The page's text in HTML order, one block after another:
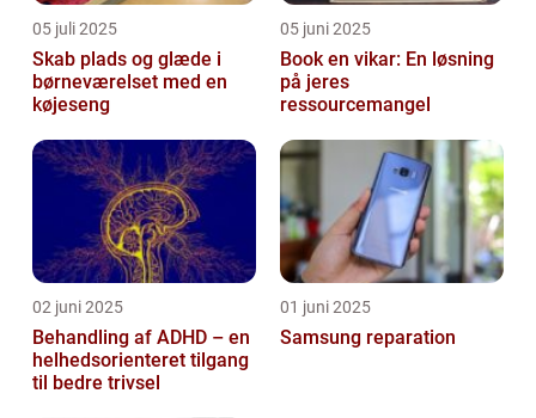
05 juli 2025
Skab plads og glæde i
børneværelset med en
køjeseng
05 juni 2025
Book en vikar: En løsning
på jeres
ressourcemangel
02 juni 2025
Behandling af ADHD – en
helhedsorienteret tilgang
til bedre trivsel
01 juni 2025
Samsung reparation